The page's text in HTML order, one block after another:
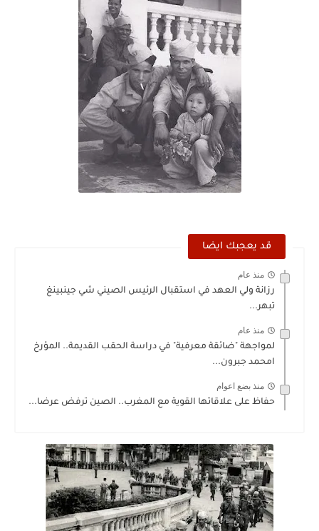
قد يعجبك ايضا
منذ عام
رزانة ولي العهد في استقبال الرئيس الصيني شي جينبينغ
تبهر...
منذ عام
لمواجهة "ضائقة معرفية" في دراسة الحقب القديمة.. المؤرخ
امحمد جبرون...
منذ بضع اعوام
حفاظ على علاقاتها القوية مع المغرب.. الصين ترفض عرضا...